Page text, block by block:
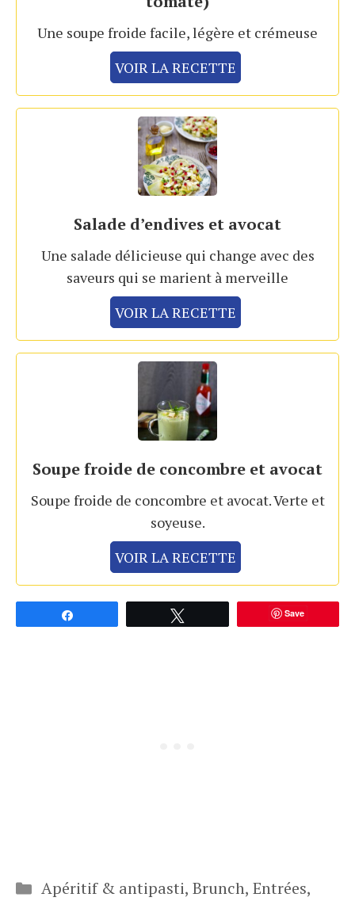
Une soupe froide facile, légère et crémeuse
VOIR LA RECETTE
Salade d’endives et avocat
Une salade délicieuse qui change avec des
saveurs qui se marient à merveille
VOIR LA RECETTE
Soupe froide de concombre et avocat
Soupe froide de concombre et avocat. Verte et
soyeuse.
VOIR LA RECETTE
Save
Catégories
Apéritif & antipasti, Brunch, Entrées,